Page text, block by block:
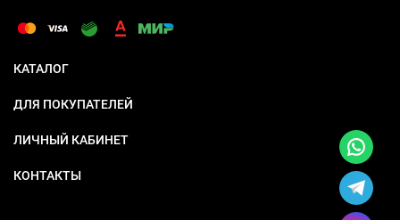
КАТАЛОГ
ДЛЯ ПОКУПАТЕЛЕЙ
ЛИЧНЫЙ КАБИНЕТ
КОНТАКТЫ